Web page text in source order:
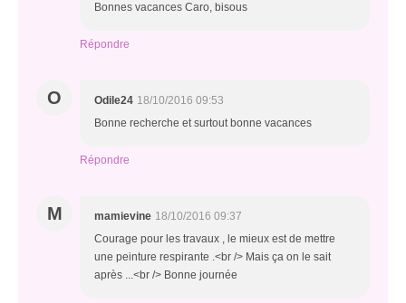
Bonnes vacances Caro, bisous
Répondre
O Odile24 18/10/2016 09:53
Bonne recherche et surtout bonne vacances
Répondre
M mamievine 18/10/2016 09:37
Courage pour les travaux , le mieux est de mettre
une peinture respirante .<br /> Mais ça on le sait
après ...<br /> Bonne journée